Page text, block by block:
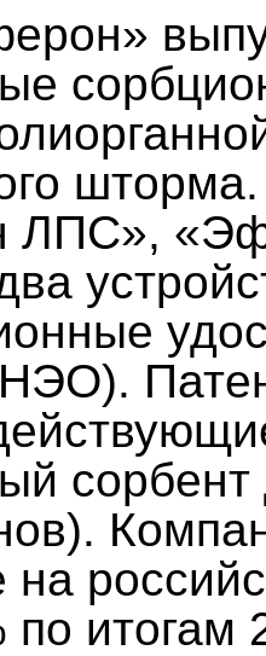
ЛПС»,
сорбент
на
итогам